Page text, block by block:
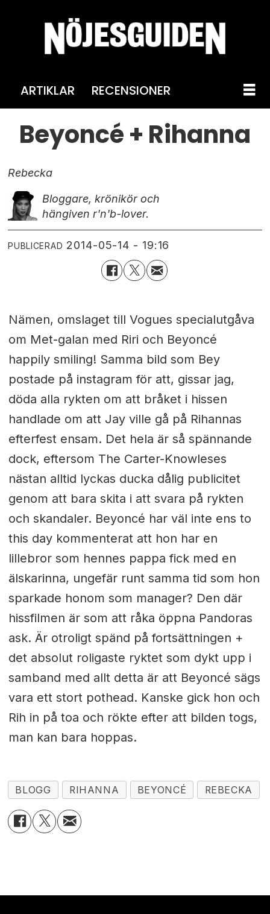
ARTIKLAR RECENSIONER
Beyoncé + Rihanna
Rebecka
Bloggare, krönikör och
hängiven r'n'b-lover.
PUBLICERAD 2014-05-14 - 19:16
Nämen, omslaget till Vogues specialutgåva
om Met-galan med Riri och Beyoncé
happily smiling! Samma bild som Bey
postade på instagram för att, gissar jag,
döda alla rykten om att bråket i hissen
handlade om att Jay ville gå på Rihannas
efterfest ensam. Det hela är så spännande
dock, eftersom The Carter-Knowleses
nästan alltid lyckas ducka dålig publicitet
genom att bara skita i att svara på rykten
och skandaler. Beyoncé har väl inte ens to
this day kommenterat att hon har en
lillebror som hennes pappa fick med en
älskarinna, ungefär runt samma tid som hon
sparkade honom som manager? Den där
hissfilmen är som att råka öppna Pandoras
ask. Är otroligt spänd på fortsättningen +
det absolut roligaste ryktet som dykt upp i
samband med allt detta är att Beyoncé sägs
vara ett stort pothead. Kanske gick hon och
Rih in på toa och rökte efter att bilden togs,
man kan bara hoppas.
BLOGG RIHANNA BEYONCÉ REBECKA